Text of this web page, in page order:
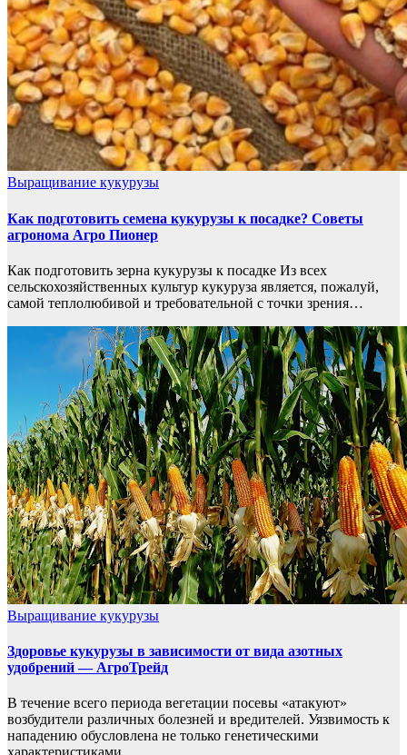
Выращивание кукурузы
Как подготовить семена кукурузы к посадке? Советы
агронома Агро Пионер
Как подготовить зерна кукурузы к посадке Из всех
сельскохозяйственных культур кукуруза является, пожалуй,
самой теплолюбивой и требовательной с точки зрения…
Выращивание кукурузы
Здоровье кукурузы в зависимости от вида азотных
удобрений — АгроТрейд
В течение всего периода вегетации посевы «атакуют»
возбудители различных болезней и вредителей. Уязвимость к
нападению обусловлена ​​не только генетическими